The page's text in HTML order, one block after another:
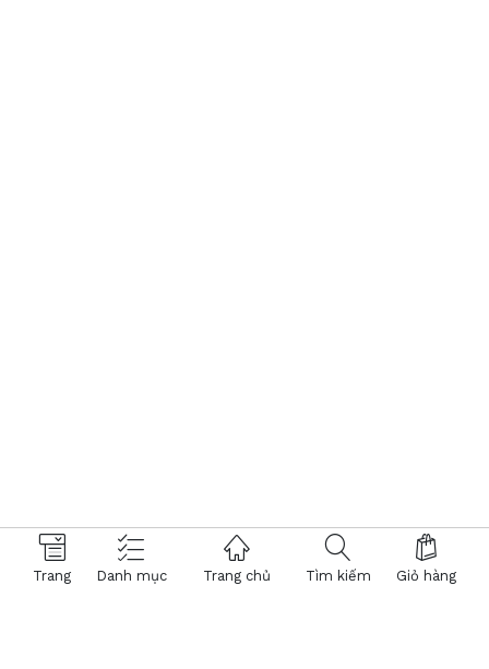
Trang Danh mục Trang chủ Tìm kiếm Giỏ hàng